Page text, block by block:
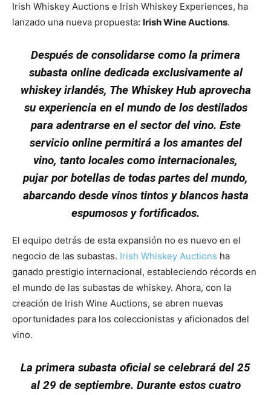
Irish Whiskey Auctions e Irish Whiskey Experiences, ha
lanzado una nueva propuesta: Irish Wine Auctions.
Después de consolidarse como la primera
subasta online dedicada exclusivamente al
whiskey irlandés, The Whiskey Hub aprovecha
su experiencia en el mundo de los destilados
para adentrarse en el sector del vino. Este
servicio online permitirá a los amantes del
vino, tanto locales como internacionales,
pujar por botellas de todas partes del mundo,
abarcando desde vinos tintos y blancos hasta
espumosos y fortificados.
El equipo detrás de esta expansión no es nuevo en el
negocio de las subastas. Irish Whiskey Auctions ha
ganado prestigio internacional, estableciendo récords en
el mundo de las subastas de whiskey. Ahora, con la
creación de Irish Wine Auctions, se abren nuevas
oportunidades para los coleccionistas y aficionados del
vino.
La primera subasta oficial se celebrará del 25
al 29 de septiembre. Durante estos cuatro